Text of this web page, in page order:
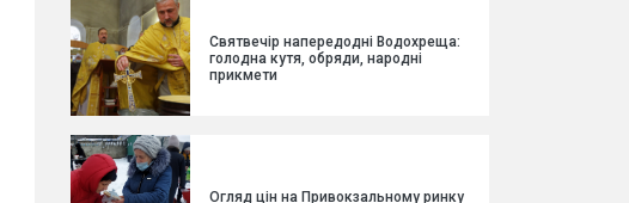
Святвечір напередодні Водохреща:
голодна кутя, обряди, народні
прикмети
Огляд цін на Привокзальному ринку